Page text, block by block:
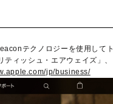
テクノロジーを使用してト
ィッシュ・エアウェイズ」、
jp/business/